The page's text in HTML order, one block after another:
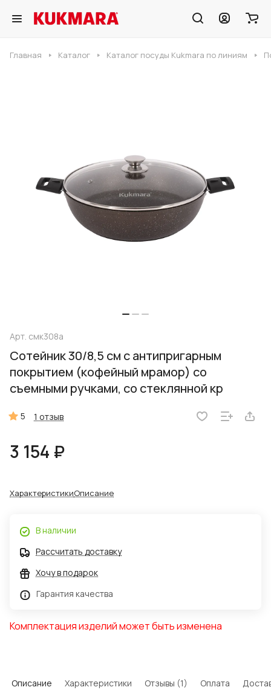
Главная Каталог Каталог посуды Kukmara по линиям
Арт. смк308а
Сотейник 30/8,5 см с антипригарным
покрытием (кофейный мрамор) со
съемными ручками, со стеклянной кр
5 1 отзыв
3 154 ₽
ХарактеристикиОписание
В наличии
Рассчитать доставку
Хочу в подарок
Гарантия качества
Комплектация изделий может быть изменена
Описание Характеристики Отзывы (1) Оплата